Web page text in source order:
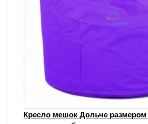
Кресло мешок Дольче размером